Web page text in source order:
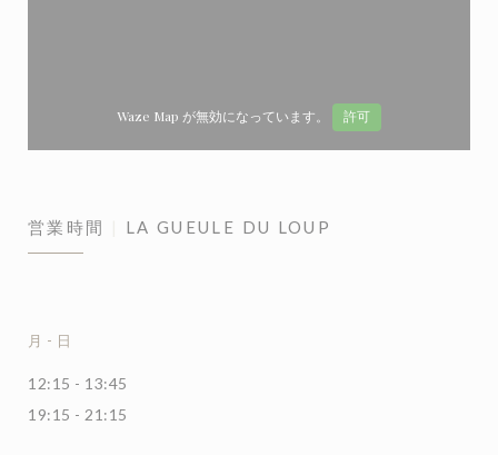
Waze Map が無効になっています。 許可
営業時間 LA GUEULE DU LOUP
月 - 日
12:15 - 13:45
19:15 - 21:15